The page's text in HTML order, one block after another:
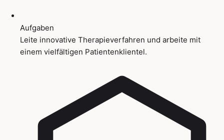
Aufgaben
Leite innovative Therapieverfahren und arbeite mit
einem vielfältigen Patientenklientel.